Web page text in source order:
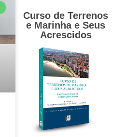
Curso de Terrenos
e Marinha e Seus
Acrescidos